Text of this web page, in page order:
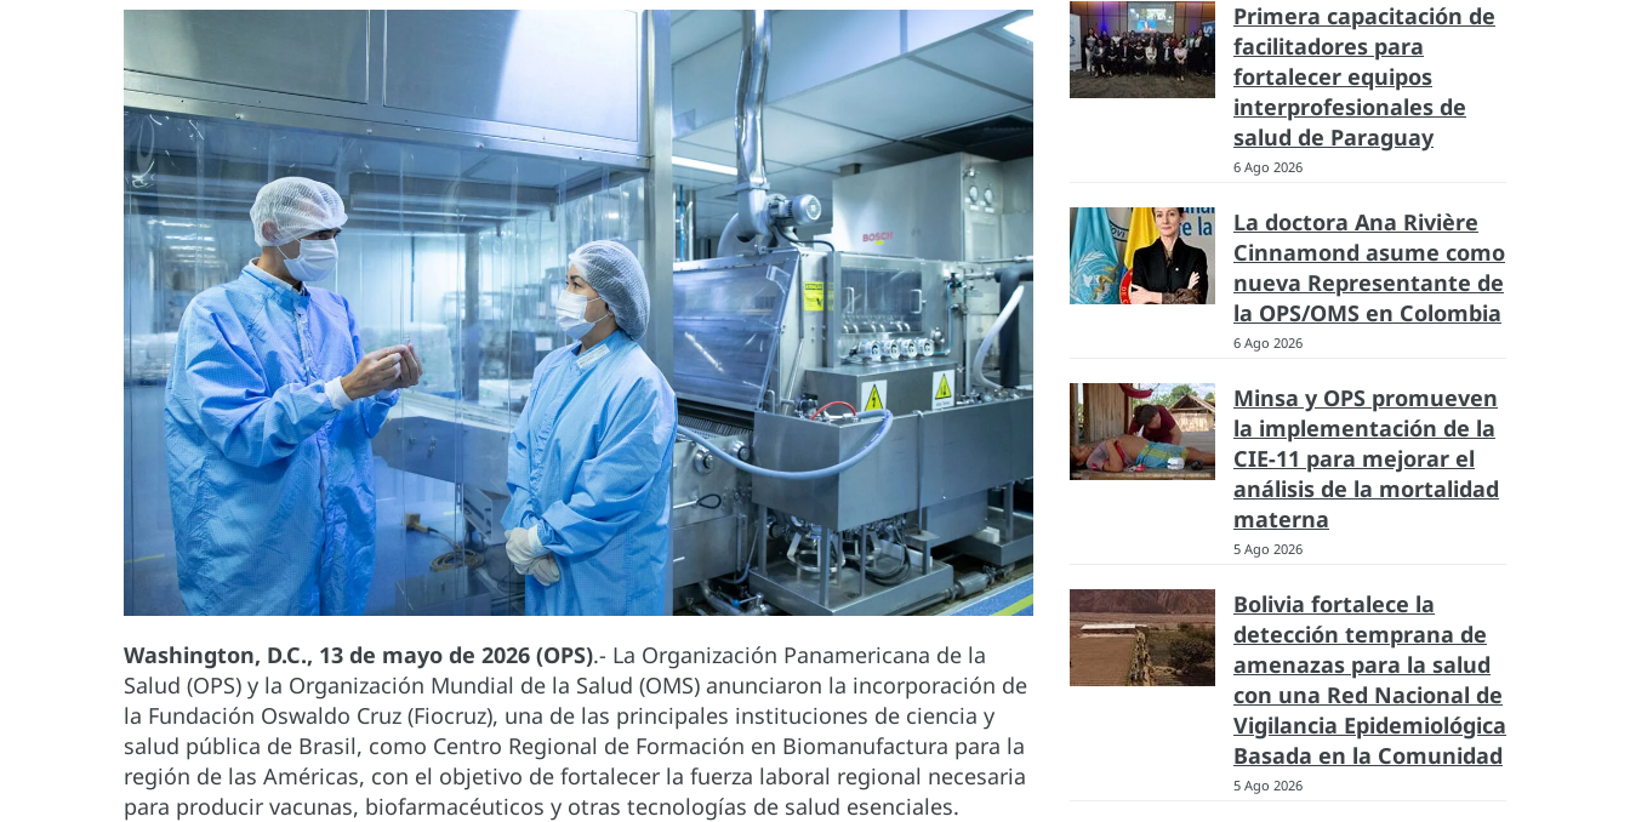
Washington, D.C., 13 de mayo de 2026 (OPS).- La Organización Panamericana de la
Salud (OPS) y la Organización Mundial de la Salud (OMS) anunciaron la incorporación de
la Fundación Oswaldo Cruz (Fiocruz), una de las principales instituciones de ciencia y
salud pública de Brasil, como Centro Regional de Formación en Biomanufactura para la
región de las Américas, con el objetivo de fortalecer la fuerza laboral regional necesaria
para producir vacunas, biofarmacéuticos y otras tecnologías de salud esenciales.
Primera capacitación de
facilitadores para
fortalecer equipos
interprofesionales de
salud de Paraguay
6 Ago 2026
La doctora Ana Rivière
Cinnamond asume como
nueva Representante de
la OPS/OMS en Colombia
6 Ago 2026
Minsa y OPS promueven
la implementación de la
CIE-11 para mejorar el
análisis de la mortalidad
materna
5 Ago 2026
Bolivia fortalece la
detección temprana de
amenazas para la salud
con una Red Nacional de
Vigilancia Epidemiológica
Basada en la Comunidad
5 Ago 2026